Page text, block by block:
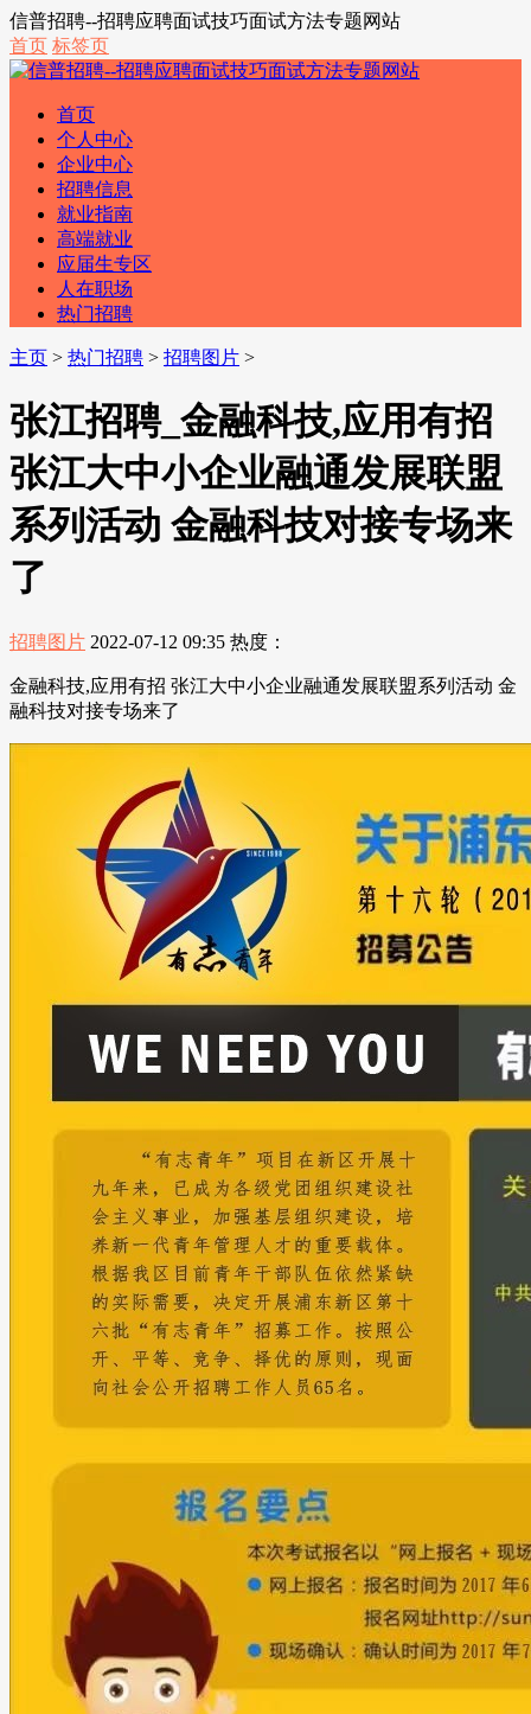
信普招聘--招聘应聘面试技巧面试方法专题网站
首页 标签页
首页
个人中心
企业中心
招聘信息
就业指南
高端就业
应届生专区
人在职场
热门招聘
主页 > 热门招聘 > 招聘图片 >
张江招聘_金融科技,应用有招
张江大中小企业融通发展联盟
系列活动 金融科技对接专场来
了
招聘图片 2022-07-12 09:35 热度：
金融科技,应用有招 张江大中小企业融通发展联盟系列活动 金
融科技对接专场来了